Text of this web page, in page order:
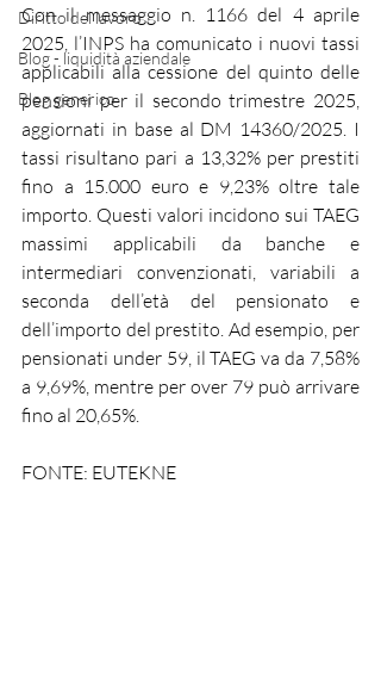
Diritto del lavoro
Blog - liquidità aziendale
Blog generico
Con il messaggio n. 1166 del 4 aprile
2025, l’INPS ha comunicato i nuovi tassi
applicabili alla cessione del quinto delle
pensioni per il secondo trimestre 2025,
aggiornati in base al DM 14360/2025. I
tassi risultano pari a 13,32% per prestiti
fino a 15.000 euro e 9,23% oltre tale
importo. Questi valori incidono sui TAEG
massimi applicabili da banche e
intermediari convenzionati, variabili a
seconda dell’età del pensionato e
dell’importo del prestito. Ad esempio, per
pensionati under 59, il TAEG va da 7,58%
a 9,69%, mentre per over 79 può arrivare
fino al 20,65%.
FONTE: EUTEKNE